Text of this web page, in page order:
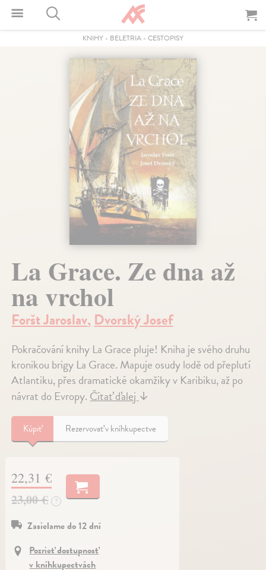
KNIHY - BELETRIA - CESTOPISY
La Grace. Ze dna až
na vrchol
Foršt Jaroslav, Dvorský Josef
Pokračování knihy La Grace pluje! Kniha je svého druhu
kronikou brigy La Grace. Mapuje osudy lodě od přeplutí
Atlantiku, přes dramatické okamžiky v Karibiku, až po
návrat do Evropy.Čítať ďalej↓
Kúpiť Rezervovať v kníhkupectve
22,31 €
23,00 €
?
Zasielame do 12 dní
Pozrieť dostupnosť
v kníhkupectvách